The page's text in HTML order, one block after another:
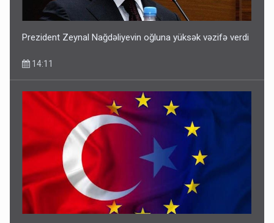
Prezident Zeynal Nağdəliyevin oğluna yüksək vəzifə verdi
14:11